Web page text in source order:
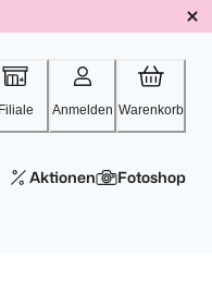
Filiale Anmelden Warenkorb
Aktionen Fotoshop